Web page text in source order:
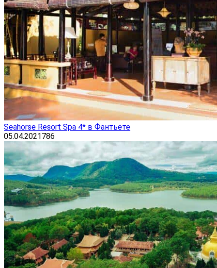
Seahorse Resort Spa 4* в Фантьете
05.04.2021786